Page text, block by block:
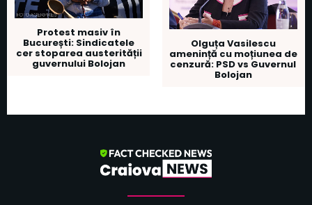
Protest masiv în
București: Sindicatele
cer stoparea austerității
guvernului Bolojan
Olguța Vasilescu
amenință cu moțiunea de
cenzură: PSD vs Guvernul
Bolojan